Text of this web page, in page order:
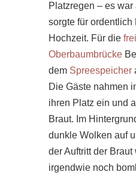
Platzregen – es
sorgte für
Hochzeit. Für die
Oberbaumbrücke
dem Spreespeicher
Die Gäste nahmen
ihren Platz ein und
Braut. Im
dunkle Wolken auf
der Auftritt der Braut
irgendwie noch